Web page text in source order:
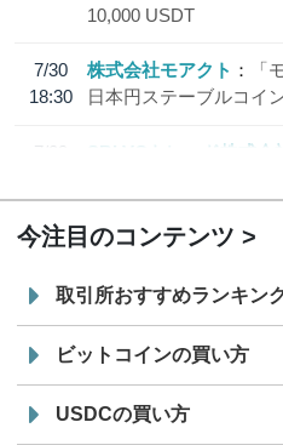
10,000 USDT
7/30
18:30
株式会社モアクト
「
日本円ステーブルコイ
7/29
SBI VCトレード株式会
今注目のコンテンツ
取引所おすすめランキン
ビットコインの買い方
USDCの買い方